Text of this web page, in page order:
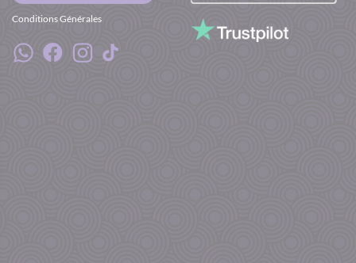
Conditions Générales